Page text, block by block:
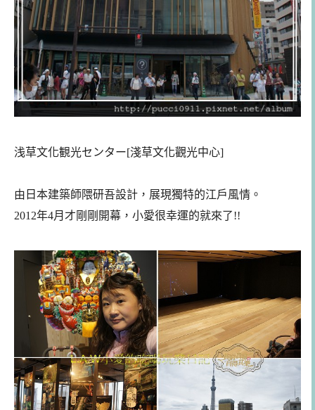
浅草文化観光センター[淺草文化觀光中心]
由日本建築師隈研吾設計，展現獨特的江戶風情。
2012年4月才剛剛開幕，小愛很幸運的就來了!!